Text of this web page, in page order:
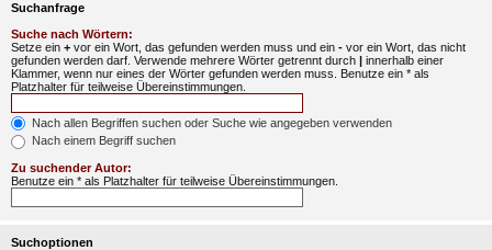
Suchanfrage
Suche nach Wörtern:
Setze ein + vor ein Wort, das gefunden werden muss und ein - vor ein Wort, das nicht
gefunden werden darf. Verwende mehrere Wörter getrennt durch | innerhalb einer
Klammer, wenn nur eines der Wörter gefunden werden muss. Benutze ein * als
Platzhalter für teilweise Übereinstimmungen.
Nach allen Begriffen suchen oder Suche wie angegeben verwenden
Nach einem Begriff suchen
Zu suchender Autor:
Benutze ein * als Platzhalter für teilweise Übereinstimmungen.
Suchoptionen